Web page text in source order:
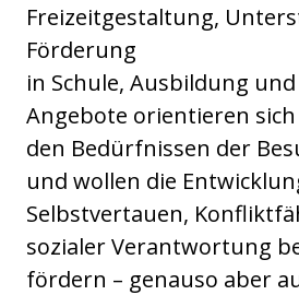
Freizeitgestaltung,
Förderung
in Schule, Ausbildung
Angebote orientieren sich
den Bedürfnissen der
und wollen die
Selbstvertauen,
sozialer Verantwortung
fördern – genauso aber